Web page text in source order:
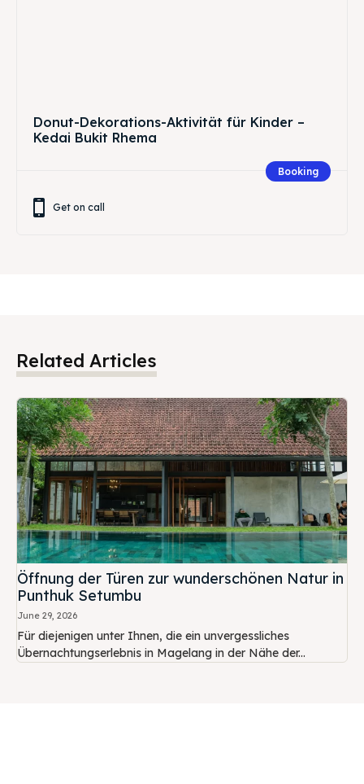
Donut-Dekorations-Aktivität für Kinder –
Kedai Bukit Rhema
Booking
Get on call
Related Articles
Öffnung der Türen zur wunderschönen Natur in
Punthuk Setumbu
June 29, 2026
Für diejenigen unter Ihnen, die ein unvergessliches
Übernachtungserlebnis in Magelang in der Nähe der...